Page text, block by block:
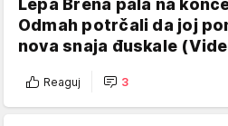
Lepa Brena pala na
Odmah potrčali da joj
nova snaja đuskale
Reaguj 3